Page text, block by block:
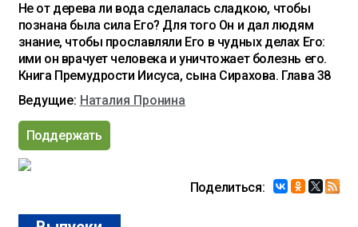
Не от дерева ли вода сделалась сладкою, чтобы
познана была сила Его? Для того Он и дал людям
знание, чтобы прославляли Его в чудных делах Его:
ими он врачует человека и уничтожает болезнь его.
Книга Премудрости Иисуса, сына Сирахова. Глава 38
Ведущие: Наталия Пронина
Поддержать
Поделиться: